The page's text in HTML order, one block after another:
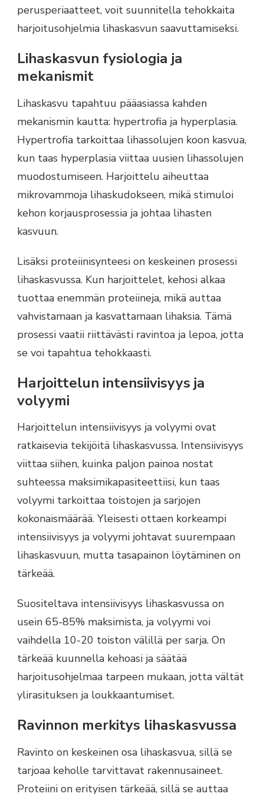
perusperiaatteet, voit suunnitella tehokkaita
harjoitusohjelmia lihaskasvun saavuttamiseksi.
Lihaskasvun fysiologia ja
mekanismit
Lihaskasvu tapahtuu pääasiassa kahden
mekanismin kautta: hypertrofia ja hyperplasia.
Hypertrofia tarkoittaa lihassolujen koon kasvua,
kun taas hyperplasia viittaa uusien lihassolujen
muodostumiseen. Harjoittelu aiheuttaa
mikrovammoja lihaskudokseen, mikä stimuloi
kehon korjausprosessia ja johtaa lihasten
kasvuun.
Lisäksi proteiinisynteesi on keskeinen prosessi
lihaskasvussa. Kun harjoittelet, kehosi alkaa
tuottaa enemmän proteiineja, mikä auttaa
vahvistamaan ja kasvattamaan lihaksia. Tämä
prosessi vaatii riittävästi ravintoa ja lepoa, jotta
se voi tapahtua tehokkaasti.
Harjoittelun intensiivisyys ja
volyymi
Harjoittelun intensiivisyys ja volyymi ovat
ratkaisevia tekijöitä lihaskasvussa. Intensiivisyys
viittaa siihen, kuinka paljon painoa nostat
suhteessa maksimikapasiteettiisi, kun taas
volyymi tarkoittaa toistojen ja sarjojen
kokonaismäärää. Yleisesti ottaen korkeampi
intensiivisyys ja volyymi johtavat suurempaan
lihaskasvuun, mutta tasapainon löytäminen on
tärkeää.
Suositeltava intensiivisyys lihaskasvussa on
usein 65-85% maksimista, ja volyymi voi
vaihdella 10-20 toiston välillä per sarja. On
tärkeää kuunnella kehoasi ja säätää
harjoitusohjelmaa tarpeen mukaan, jotta vältät
ylirasituksen ja loukkaantumiset.
Ravinnon merkitys lihaskasvussa
Ravinto on keskeinen osa lihaskasvua, sillä se
tarjoaa keholle tarvittavat rakennusaineet.
Proteiini on erityisen tärkeää, sillä se auttaa